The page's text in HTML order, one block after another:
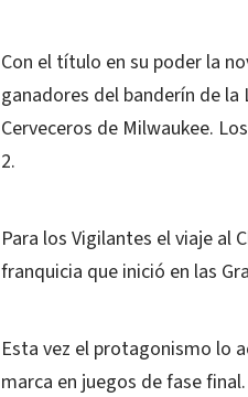
Con el título en su poder la
ganadores del banderín de la
Cerveceros de Milwaukee.
2.
Para los Vigilantes el viaje al
franquicia que inició en las
Esta vez el protagonismo lo
marca en juegos de fase final.